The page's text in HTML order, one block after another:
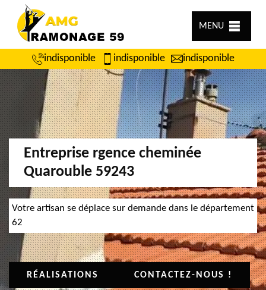
MENU
indisponible indisponible indisponible
Entreprise rgence cheminée
Quarouble 59243
Votre artisan se déplace sur demande dans le département
62
RÉALISATIONS CONTACTEZ-NOUS !